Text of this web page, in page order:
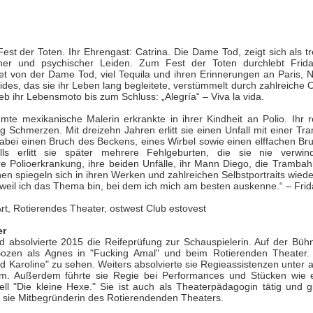
der Toten. Ihr Ehrengast: Catrina. Die Dame Tod, zeigt sich als
und psychischer Leiden. Zum Fest der Toten durchlebt
von der Dame Tod, viel Tequila und ihren Erinnerungen an Paris,
das sie ihr Leben lang begleitete, verstümmelt durch zahlreiche
ihr Lebensmoto bis zum Schluss: „Alegría“ – Viva la vida.
mexikanische Malerin erkrankte in ihrer Kindheit an Polio. Ihr
Schmerzen. Mit dreizehn Jahren erlitt sie einen Unfall mit einer
einen Bruch des Beckens, eines Wirbel sowie einen elffachen
erlitt sie später mehrere Fehlgeburten, die sie nie
Polioerkrankung, ihre beiden Unfälle, ihr Mann Diego, die
spiegeln sich in ihren Werken und zahlreichen Selbstportraits
ich das Thema bin, bei dem ich mich am besten auskenne.“ –
Rotierendes Theater, ostwest Club estovest
absolvierte 2015 die Reifeprüfung zur Schauspielerin. Auf der
als Agnes in "Fucking Amal" und beim Rotierenden
Karoline" zu sehen. Weiters absolvierte sie Regieassistenzen unter
Außerdem führte sie Regie bei Performances und Stücken wie
"Die kleine Hexe." Sie ist auch als Theaterpädagogin tätig und
Mitbegründerin des Rotierendenden Theaters.
es responsabilidad de Nadia
Capdevila.
Sinopsis de la obra: “Mujeres de
Arena” es una obra de teatro
testimonial que reúne las voces
de madres, hijas y activistas que
denuncian los feminicidios
ocurridos en Ciudad Juárez,
México.
de agosto en Kokob
en los Tacones)
Solidaridad con Pueblos Mayas en riesgo de
hambruna
con Pueblos Mayas en riesgo de hambruna.
llamamientos al Estado mexicano para urgir:
Implementación de un Plan de Emergencia Alimentaria hacia
originarios.
Intervención del Comité Internacional de la Cruz Roja.
«El teatro sigue siendo una invitación a reflexionar,